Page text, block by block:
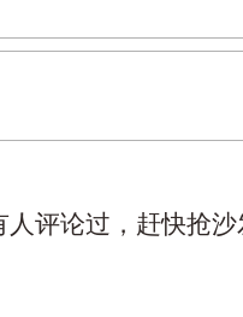
人评论过，赶快抢沙